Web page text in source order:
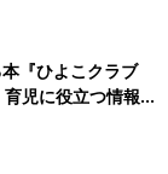
『ひよこクラブ
児に役立つ情報が